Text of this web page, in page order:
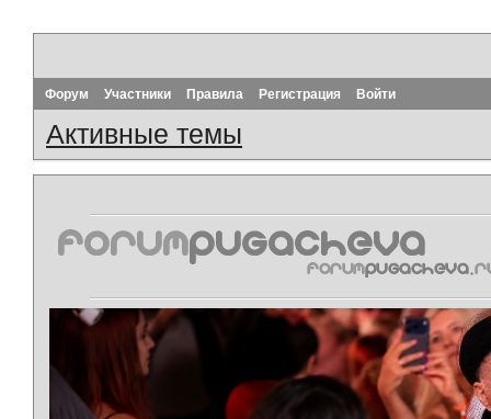
Форум Участники Правила Регистрация Войти
Активные темы